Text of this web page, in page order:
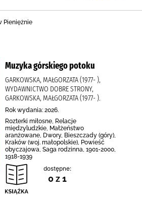
Pieniężnie
Muzyka górskiego potoku
GARKOWSKA, MAŁGORZATA (1977- ),
WYDAWNICTWO DOBRE STRONY,
GARKOWSKA, MAŁGORZATA (1977- ).
Rok wydania: 2026.
Rozterki miłosne, Relacje
międzyludzkie, Małżeństwo
aranżowane, Dwory, Bieszczady (góry),
Kraków (woj. małopolskie), Powieść
obyczajowa, Saga rodzinna, 1901-2000,
1918-1939
dostępne:
0 z 1